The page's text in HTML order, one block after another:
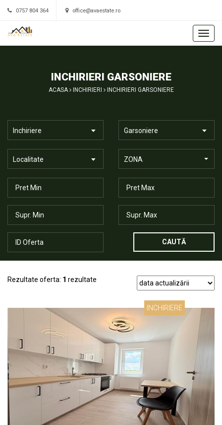
0757 804 364 office@avaestate.ro
INCHIRIERI GARSONIERE
ACASA INCHIRIERI INCHIRIERI GARSONIERE
Inchiriere Garsoniere
Localitate ZONA
CAUTĂ
Rezultate oferta: 1 rezultate
INCHIRIERE